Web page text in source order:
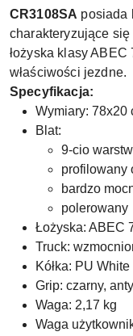
CR3108SA posiada
charakteryzujące
łożyska klasy
właściwości jezdne.
Specyfikacja:
Wymiary: 78x20
Blat:
9-cio
profilowany
bardzo
polerowany
Łożyska: ABEC
Truck:
Kółka: PU
Grip: czarny,
Waga: 2,17 kg
Waga